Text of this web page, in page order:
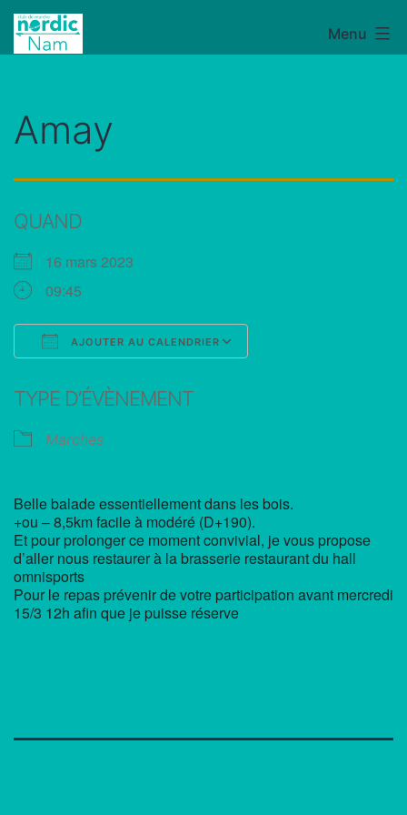
Aller
NordicNam Menu
Amay
QUAND
16 mars 2023
09:45
AJOUTER AU CALENDRIER
TYPE D’ÉVÈNEMENT
Marches
Belle balade essentiellement dans les bois.
+ou – 8,5km facile à modéré (D+190).
Et pour prolonger ce moment convivial, je vous propose
d’aller nous restaurer à la brasserie restaurant du hall
omnisports
Pour le repas prévenir de votre participation avant mercredi
15/3 12h afin que je puisse réserve